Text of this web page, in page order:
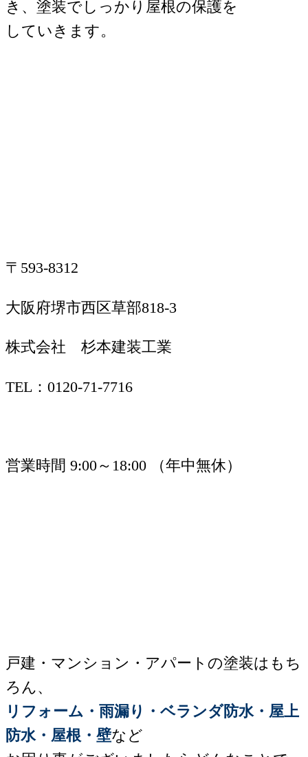
き、塗装でしっかり屋根の保護を
していきます。
〒593-8312
大阪府堺市西区草部818-3
株式会社 杉本建装工業
TEL：0120-71-7716
営業時間 9:00～18:00 （年中無休）
戸建・マンション・アパートの塗装はもち
ろん、
リフォーム・雨漏り・ベランダ防水・屋上
防水・屋根・壁など